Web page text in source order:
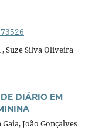
Suze Silva Oliveira
DE DIÁRIO EM
João Gonçalves